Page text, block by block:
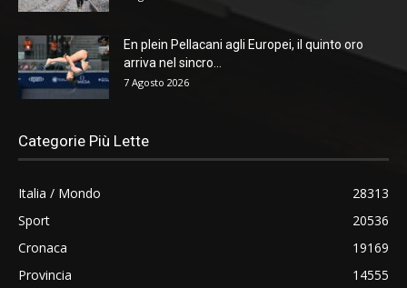
En plein Pellacani agli Europei, il quinto oro
arriva nel sincro...
7 Agosto 2026
Categorie Più Lette
Italia / Mondo
28313
Sport
20536
Cronaca
19169
Provincia
14555